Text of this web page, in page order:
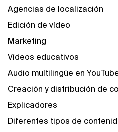
Agencias de localización
Edición de vídeo
Marketing
Vídeos educativos
Audio multilingüe en
Creación y distribución de
Explicadores
Diferentes tipos de